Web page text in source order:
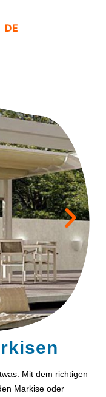
DE
Mit dem richtigen
Markise oder